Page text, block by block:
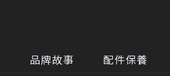
品牌故事 配件保養